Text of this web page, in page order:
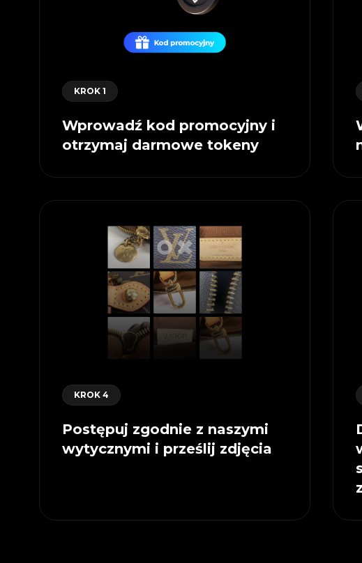
KROK 1
Wprowadź kod promocyjny i
otrzymaj darmowe tokeny
KROK 4
Postępuj zgodnie z naszymi
wytycznymi i prześlij zdjęcia